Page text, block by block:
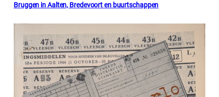
Bruggen in Aalten, Bredevoort en buurtschappen